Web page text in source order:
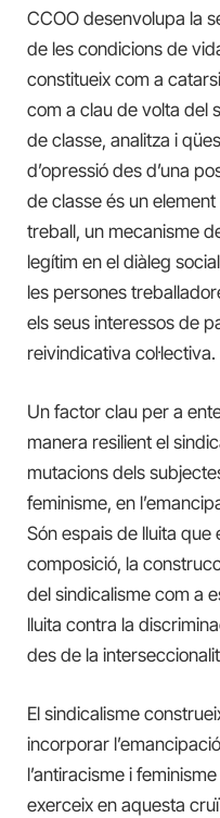
CCOO desenvolupa la
de les condicions de
constitueix com a
com a clau de volta del
de classe, analitza i
d’opressió des d’una
de classe és un
treball, un mecanisme
legítim en el diàleg
les persones
els seus interessos de
reivindicativa col·lectiva.
Un factor clau per a
manera resilient el
mutacions dels
feminisme, en
Són espais de lluita
composició, la
del sindicalisme com a
lluita contra la
des de la
El sindicalisme
incorporar
l’antiracisme i
exerceix en aquesta